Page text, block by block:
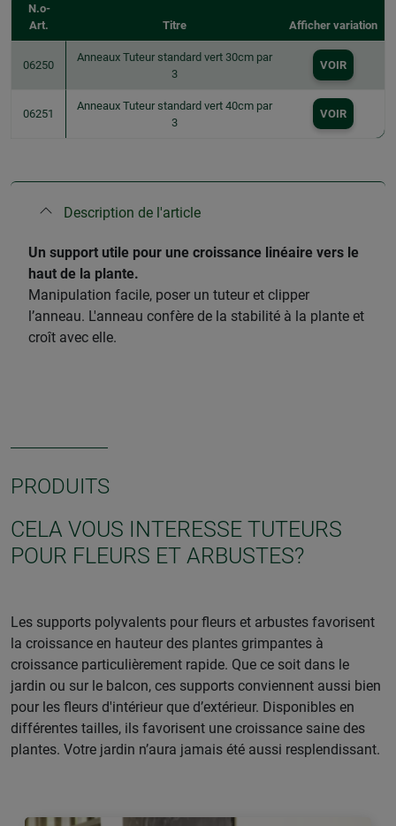
N.o-
Art.
Titre Afficher variation
06250
Anneaux Tuteur standard vert 30cm par
3
VOIR
06251
Anneaux Tuteur standard vert 40cm par
3
VOIR
Description de l'article
​Un support utile pour une croissance linéaire vers le
haut de la plante.
Manipulation facile, poser un tuteur et clipper
l’anneau. L'anneau confère de la stabilité à la plante et
croît avec elle.
PRODUITS
CELA VOUS INTERESSE TUTEURS
POUR FLEURS ET ARBUSTES?
Les supports polyvalents pour fleurs et arbustes favorisent
la croissance en hauteur des plantes grimpantes à
croissance particulièrement rapide. Que ce soit dans le
jardin ou sur le balcon, ces supports conviennent aussi bien
pour les fleurs d'intérieur que d’extérieur. Disponibles en
différentes tailles, ils favorisent une croissance saine des
plantes. Votre jardin n’aura jamais été aussi resplendissant.